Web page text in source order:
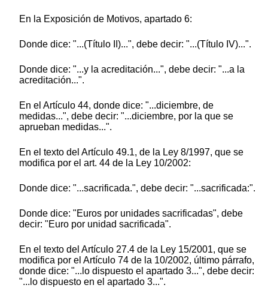
En la Exposición de Motivos, apartado 6:
Donde dice: "...(Título II)...", debe decir: "...(Título IV)...".
Donde dice: "...y la acreditación...", debe decir: "...a la
acreditación...".
En el Artículo 44, donde dice: "...diciembre, de
medidas...", debe decir: "...diciembre, por la que se
aprueban medidas...".
En el texto del Artículo 49.1, de la Ley 8/1997, que se
modifica por el art. 44 de la Ley 10/2002:
Donde dice: "...sacrificada.", debe decir: "...sacrificada:".
Donde dice: "Euros por unidades sacrificadas", debe
decir: "Euro por unidad sacrificada".
En el texto del Artículo 27.4 de la Ley 15/2001, que se
modifica por el Artículo 74 de la 10/2002, último párrafo,
donde dice: "...lo dispuesto el apartado 3...", debe decir:
"...lo dispuesto en el apartado 3...".